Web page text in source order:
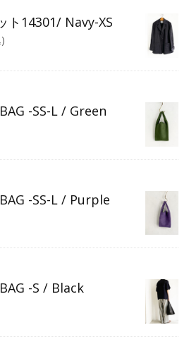
ト14301/ Navy-XS
-SS-L / Green
-SS-L / Purple
-S / Black